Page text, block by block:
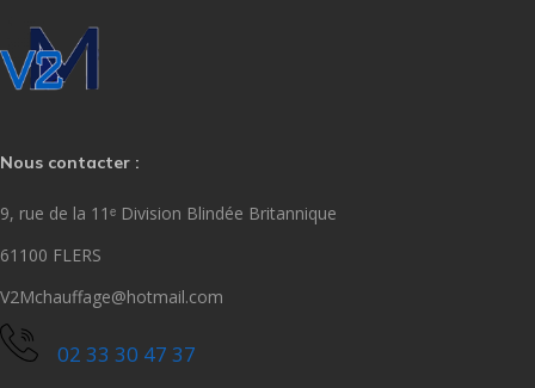
Nous contacter :
9, rue de la 11ᵉ Division Blindée Britannique
61100 FLERS
V2Mchauffage@hotmail.com
02 33 30 47 37